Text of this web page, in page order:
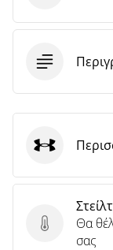
ΣτείλτεΘα
σας
Under